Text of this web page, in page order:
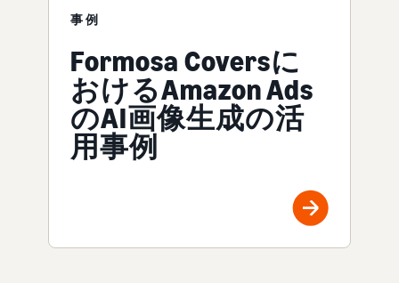
事例
Formosa Coversに
おけるAmazon Ads
のAI画像生成の活
用事例